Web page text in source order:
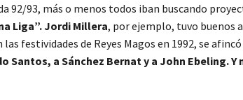
92/93, más o menos todos iban buscando
Liga”. Jordi Millera, por ejemplo, tuvo buenos
las festividades de Reyes Magos en 1992, se
Santos, a Sánchez Bernat y a John Ebeling.